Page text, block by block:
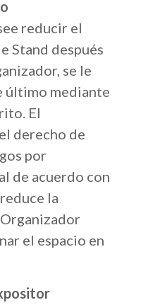
reducir el
Stand después
se le
último mediante
El
derecho de
por
de acuerdo con
la
el espacio en